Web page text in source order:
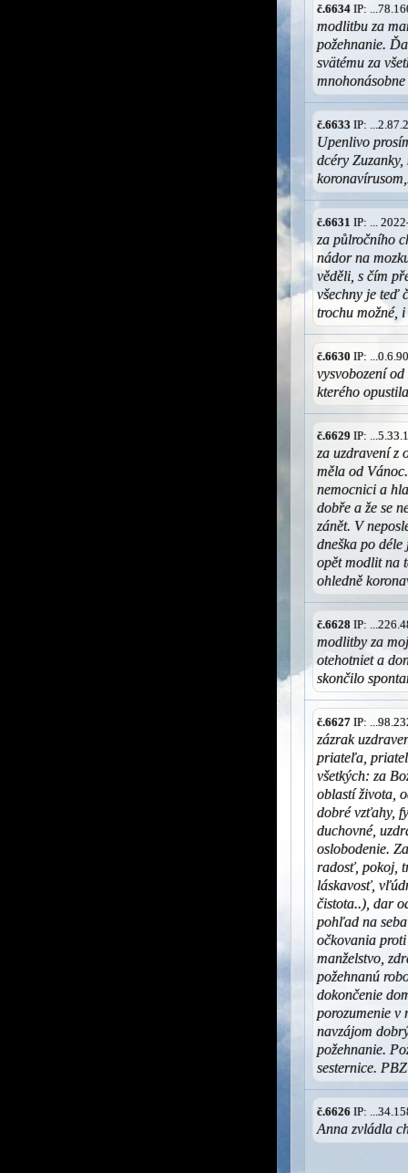
č.6634 IP:
modlitbu za
požehnanie.
svätému za
č.6633 IP:
Upenlivo
dcéry
č.6631 IP: ...
za půlročního
nádor na
věděli, s čím
všechny je teď
trochu možné,
č.6630 IP:
vysvobození
kterého
č.6629 IP:
za uzdravení z
měla od
nemocnici a
dobře a že se
zánět. V
dneška po
opět modlit na
ohledně
č.6628 IP:
modlitby za
otehotniet a
skončilo
č.6627 IP:
zázrak
priateľa,
všetkých: za
oblastí života,
dobré vzťahy,
duchovné,
oslobodenie.
radosť, pokoj,
láskavosť,
čistota..), dar
pohľad na
očkovania
manželstvo,
požehnanú
dokončenie
porozumenie v
navzájom
požehnanie.
sesternice. PBZ
č.6626 IP:
Anna zvládla